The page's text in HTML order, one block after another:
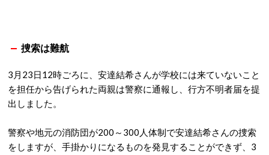
捜索は難航
3月23日12時ごろに、安達結希さんが学校には来ていないこと
を担任から告げられた両親は警察に通報し、行方不明者届を提
出しました。
警察や地元の消防団が200～300人体制で安達結希さんの捜索
をしますが、手掛かりになるものを発見することができず、3